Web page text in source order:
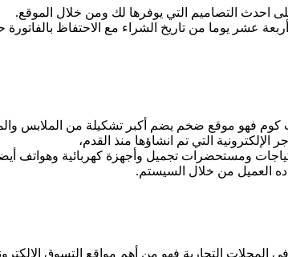
التصاميم التي يوفرها لك ومن خلال الموقع.
عشر يوما من تاريخ الشراء مع الاحتفاظ
فهو موقع ضخم يضم أكبر تشكيلة من الملابس
التي تم انشاؤها منذ القدم،
ومستحضرات تجميل وأجهزة كهربائية وهواتف
العميل من خلال السيستم.
التجارية فهو من أهم مواقع التسوق